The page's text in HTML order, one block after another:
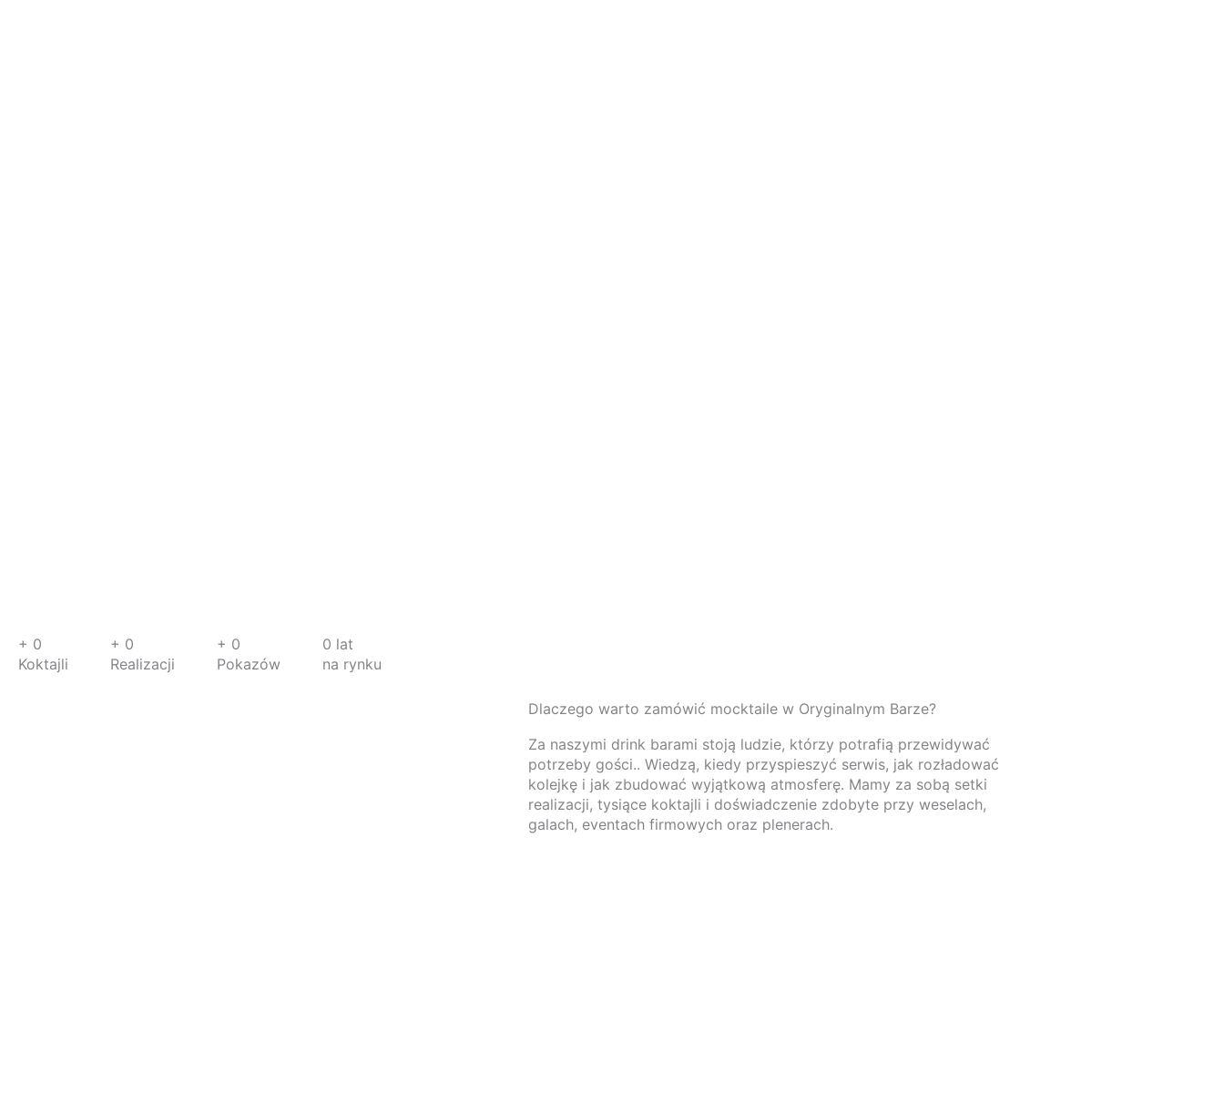
+ 0
Koktajli
+ 0
Realizacji
+ 0
Pokazów
0 lat
na rynku
Dlaczego warto zamówić mocktaile w Oryginalnym Barze?
Za naszymi drink barami stoją ludzie, którzy potrafią przewidywać
potrzeby gości.. Wiedzą, kiedy przyspieszyć serwis, jak rozładować
kolejkę i jak zbudować wyjątkową atmosferę. Mamy za sobą setki
realizacji, tysiące koktajli i doświadczenie zdobyte przy weselach,
galach, eventach firmowych oraz plenerach.